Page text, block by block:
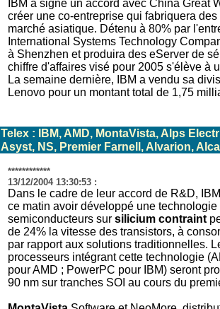
IBM a signé un accord avec China Great
créer une co-entreprise qui fabriquera
marché asiatique. Détenu à 80% par
International Systems Technology
à Shenzhen et produira des eServer de
chiffre d'affaires visé pour 2005 s'élève à
La semaine dernière, IBM a vendu sa
Lenovo pour un montant total de 1,75
Telex : IBM, AMD, MontaVista, Alps
Asyst, NS, Premier Farnell, Alvarion,
************
13/12/2004 13:30:53 :
Dans le cadre de leur accord de R&D,
ce matin avoir développé une
semiconducteurs sur silicium contraint
de 24% la vitesse des transistors, à
par rapport aux solutions traditionnelles.
processeurs intégrant cette technologie
pour AMD ; PowerPC pour IBM) seront
90 nm sur tranches SOI au cours du